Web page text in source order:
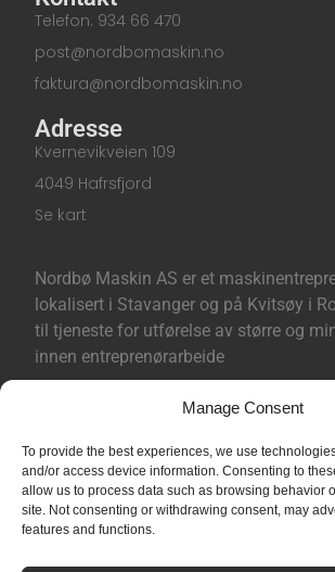
Manage Consent
To provide the best experiences, we use
and/or access device information. Consenting to
allow us to process data such as browsing behavior
site. Not consenting or withdrawing consent, may
features and functions.
Telefon: 934 66 470
post@nordbomaskin.no
faktura@nordbomaskin.no
Adresse
Kvernevikveien 109
4049 Hafrsfjord
Se kart
Nordbø Maskin AS er et
lokalisert i Stavanger og på Kvitsøy i
til tjeneste for utførelse av større og
innen entreprenørarbeide
Åpenhetsloven
Aksomhetsrapport